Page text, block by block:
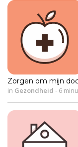
Zorgen om mijn
in Gezondheid - 6